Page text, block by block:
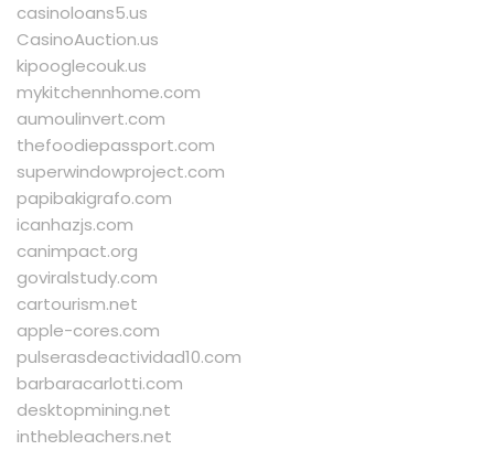
casinoloans5.us
CasinoAuction.us
kipooglecouk.us
mykitchennhome.com
aumoulinvert.com
thefoodiepassport.com
superwindowproject.com
papibakigrafo.com
icanhazjs.com
canimpact.org
goviralstudy.com
cartourism.net
apple-cores.com
pulserasdeactividad10.com
barbaracarlotti.com
desktopmining.net
inthebleachers.net